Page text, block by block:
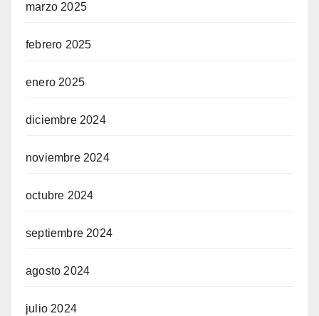
marzo 2025
febrero 2025
enero 2025
diciembre 2024
noviembre 2024
octubre 2024
septiembre 2024
agosto 2024
julio 2024